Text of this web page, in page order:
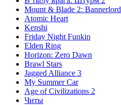
Mount & Blade 2: Bannerlord
Atomic Heart
Kenshi
Friday Night Funkin
Elden Ring
Horizon: Zero Dawn
Brawl Stars
Jagged Alliance 3
My Summer Car
Age of Civilizations 2
Читы